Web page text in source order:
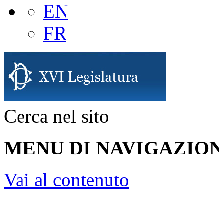
EN
FR
Cerca nel sito
MENU DI
Vai al contenuto